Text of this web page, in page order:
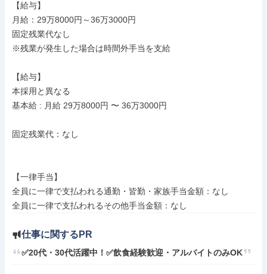
【給与】
月給：29万8000円～36万3000円
固定残業代なし
※残業が発生した場合は時間外手当を支給
【給与】
本採用と異なる
基本給 : 月給 29万8000円 〜 36万3000円
固定残業代：なし
【一律手当】
全員に一律で支払われる通勤・皆勤・家族手当金額：なし
仕事に関するPR
✅20代・30代活躍中！✅飲食経験歓迎・アルバイトのみOK